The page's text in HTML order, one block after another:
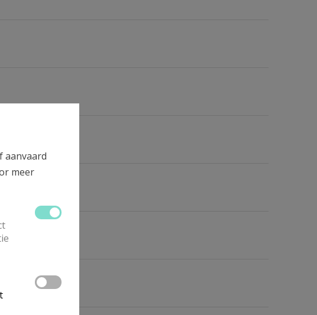
aanvaard
meer